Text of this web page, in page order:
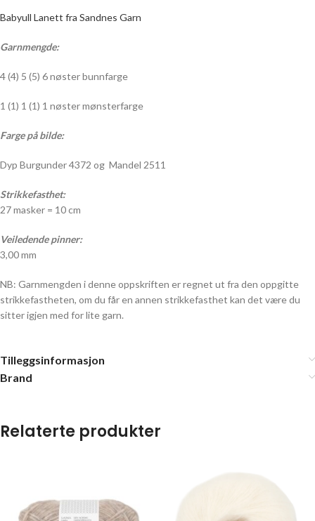
Babyull Lanett fra Sandnes Garn
Garnmengde:
4 (4) 5 (5) 6 nøster bunnfarge
1 (1) 1 (1) 1 nøster mønsterfarge
Farge på bilde:
Dyp Burgunder 4372 og Mandel 2511
Strikkefasthet:
27 masker = 10 cm
Veiledende pinner:
3,00 mm
NB: Garnmengden i denne oppskriften er regnet ut fra den oppgitte
strikkefastheten, om du får en annen strikkefasthet kan det være du
sitter igjen med for lite garn.
Tilleggsinformasjon
Brand
Relaterte produkter